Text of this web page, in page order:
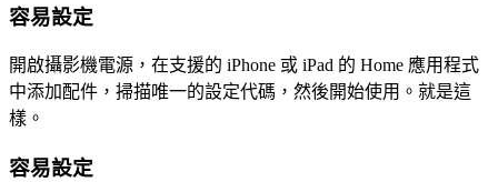
容易設定
開啟攝影機電源，在支援的 iPhone 或 iPad 的 Home 應用程式
中添加配件，掃描唯一的設定代碼，然後開始使用。就是這
樣。
容易設定